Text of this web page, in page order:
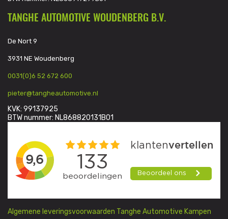
TANGHE AUTOMOTIVE WOUDENBERG B.V.
De Nort 9
3931 NE Woudenberg
0031(0)6 52 672 600
pieter@tangheautomotive.nl
KVK: 99137925
BTW nummer: NL868820131B01
Algemene leveringsvoorwaarden Tanghe Automotive Kampen